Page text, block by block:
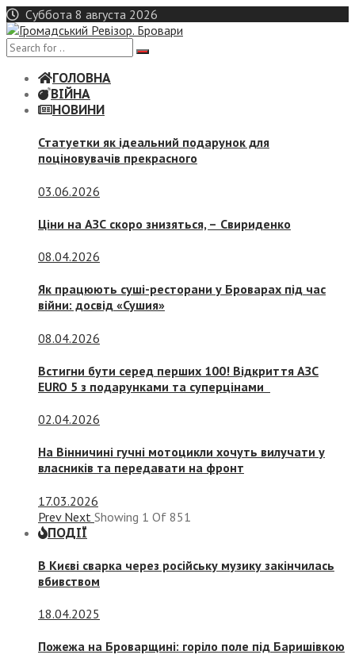
Skip
to
content
Суббота 8 августа 2026
ГОЛОВНА
ВІЙНА
НОВИНИ
Статуетки як ідеальний подарунок для
поціновувачів прекрасного
03.06.2026
Ціни на АЗС скоро знизяться, – Свириденко
08.04.2026
Як працюють суші-ресторани у Броварах під час
війни: досвід «Сушия»
08.04.2026
Встигни бути серед перших 100! Відкриття АЗС
EURO 5 з подарунками та суперцінами
02.04.2026
На Вінничині гучні мотоцикли хочуть вилучати у
власників та передавати на фронт
17.03.2026
Prev Next Showing 1 Of 851
ПОДІЇ
В Києві сварка через російську музику закінчилась
вбивством
18.04.2025
Пожежа на Броварщині: горіло поле під Баришівкою